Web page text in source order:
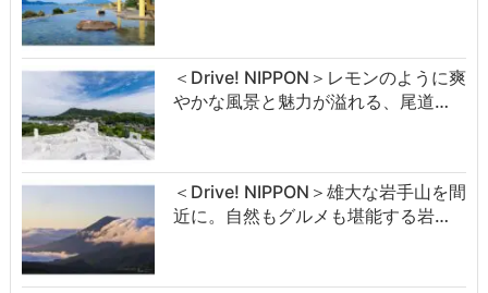
＜Drive! NIPPON＞レモンのように爽
やかな風景と魅力が溢れる、尾道…
＜Drive! NIPPON＞雄大な岩手山を間
近に。自然もグルメも堪能する岩…